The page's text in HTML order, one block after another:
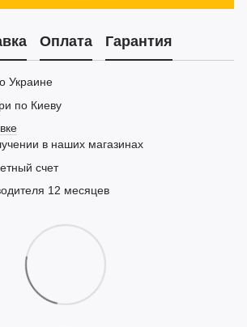
Оплата Гарантия
Украине
по Киеву
в наших магазинах
счет
12 месяцев